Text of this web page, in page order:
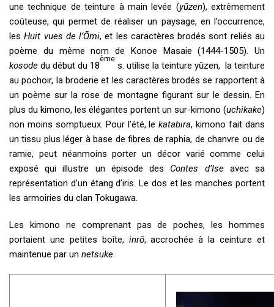
une technique de teinture à main levée (yūzen), extrêmement
coûteuse, qui permet de réaliser un paysage, en l’occurrence,
lesHuit vues de l’Ōmi, et les caractères brodés sont reliés au
poème du même nom de Konoe Masaie (1444-1505). Un
kosode du début du 18
ème
s. utilise la teinture yūzen, la teinture
au pochoir, la broderie et les caractères brodés se rapportent à
un poème sur la rose de montagne figurant sur le dessin. En
plus du kimono, les élégantes portent un sur-kimono (uchikake)
non moins somptueux. Pour l’été, lekatabira, kimono fait dans
un tissu plus léger à base de fibres de raphia, de chanvre ou de
ramie, peut néanmoins porter un décor varié comme celui
exposé qui illustre un épisode des Contes d’Iseavec sa
représentation d’un étang d’iris. Le dos et les manches portent
les armoiries du clan Tokugawa.
Les kimono ne comprenant pas de poches, les hommes
portaient une petites boîte, inrō, accrochée à la ceinture et
maintenue par un netsuke.